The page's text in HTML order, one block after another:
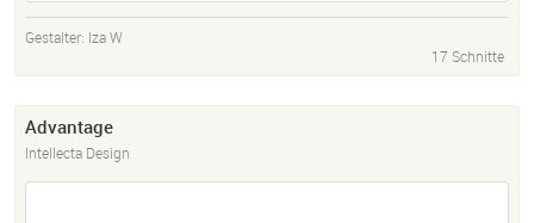
Gestalter: Iza W
17 Schnitte
Advantage
Intellecta Design